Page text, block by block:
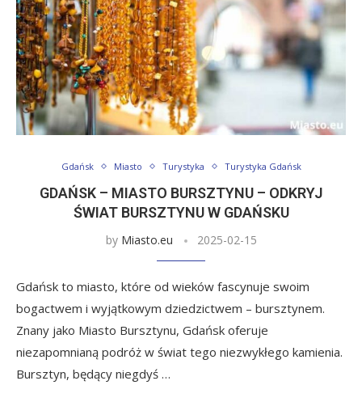
Gdańsk Miasto Turystyka Turystyka Gdańsk
GDAŃSK – MIASTO BURSZTYNU – ODKRYJ
ŚWIAT BURSZTYNU W GDAŃSKU
by Miasto.eu 2025-02-15
Gdańsk to miasto, które od wieków fascynuje swoim
bogactwem i wyjątkowym dziedzictwem – bursztynem.
Znany jako Miasto Bursztynu, Gdańsk oferuje
niezapomnianą podróż w świat tego niezwykłego kamienia.
Bursztyn, będący niegdyś …